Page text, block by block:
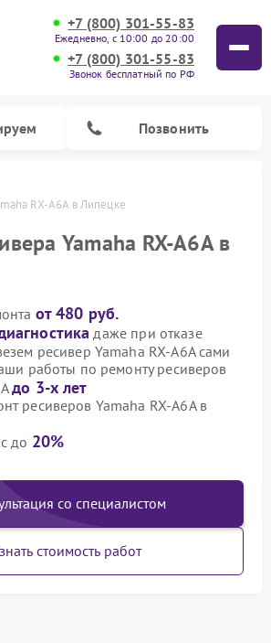
+7 (800) 301-55-83
Ежедневно, с 10:00 до 20:00
+7 (800) 301-55-83
Звонок бесплатный по РФ
Позвонить
RX-A6A в Липецке
Yamaha RX-A6A в
от 480 руб.
даже при отказе
ресивер Yamaha RX-A6A сами
работы по ремонту ресиверов
до 3-х лет
ресиверов Yamaha RX-A6A в
до 20%
со специалистом
стоимость работ